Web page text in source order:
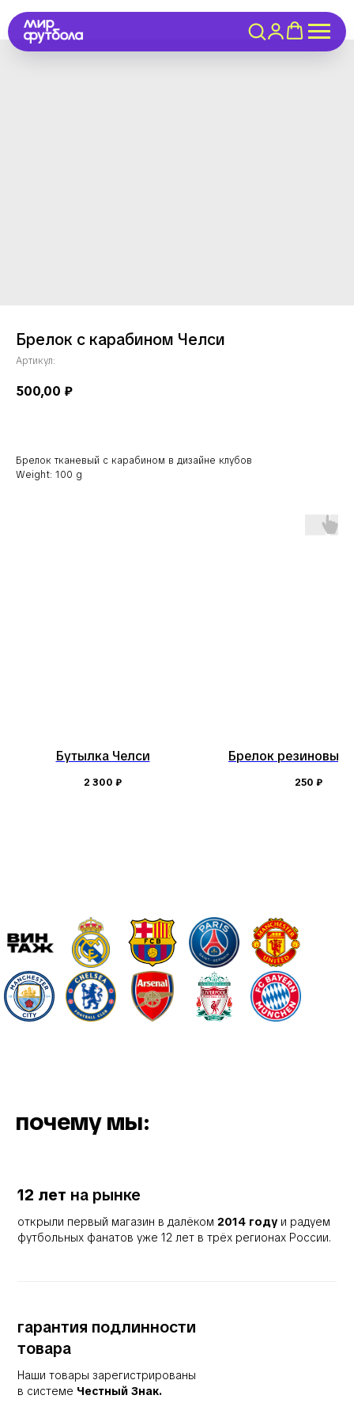
Брелок с карабином Челси
Артикул:
500,00 ₽
Брелок тканевый с карабином в дизайне клубов
Weight: 100 g
Бутылка Челси
2 300 ₽
Брелок резиновый
250 ₽
почему мы:
12 лет на рынке
открыли первый магазин в далёком2014 году и радуем
футбольных фанатов уже 12 лет в трёх регионах России.
гарантия подлинности
товара
Наши товары зарегистрированы
в системе Честный Знак.